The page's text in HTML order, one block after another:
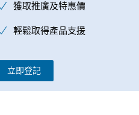
獲取推廣及特惠價
輕鬆取得產品支援
立即登記